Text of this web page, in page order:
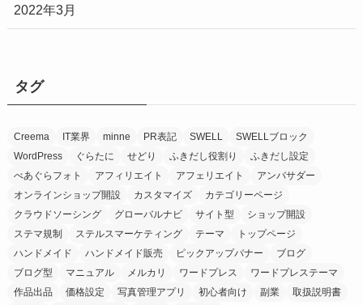
2022年3月
タグ
Creema IT業界 minne PR表記 SWELL
SWELLブロック
WordPress
ぐらたに せどり ふきだし役割り
ふきだし設定
べあぐらフォト
アフィリエイト アフェリエイト
アンバサダー
オンラインショップ開設
カスタマイズ
カテゴリーページ
クラウドソーシング
グローバルナビ サイト型
ショップ開設
ステマ規制
ステルスマーケティング テーマ
トップページ
ハンドメイド
ハンドメイド販売 ピックアップバナー
ブログ
ブログ型
マニュアル メルカリ ワードプレス
ワードプレステーマ
作品出品
価格設定 写真管理アプリ 初心者向け 副業
取扱説明書